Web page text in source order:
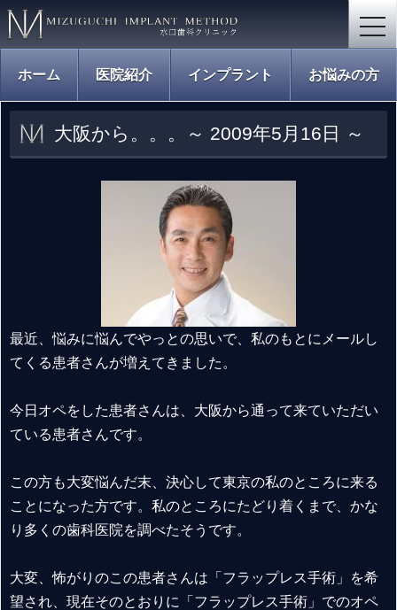
ホーム 医院紹介 インプラント お悩みの方
大阪から。。。～ 2009年5月16日 ～
最近、悩みに悩んでやっとの思いで、私のもとにメールし
てくる患者さんが増えてきました。
今日オペをした患者さんは、大阪から通って来ていただい
ている患者さんです。
この方も大変悩んだ末、決心して東京の私のところに来る
ことになった方です。私のところにたどり着くまで、かな
り多くの歯科医院を調べたそうです。
大変、怖がりのこの患者さんは「フラップレス手術」を希
望され、現在そのとおりに「フラップレス手術」でのオペ